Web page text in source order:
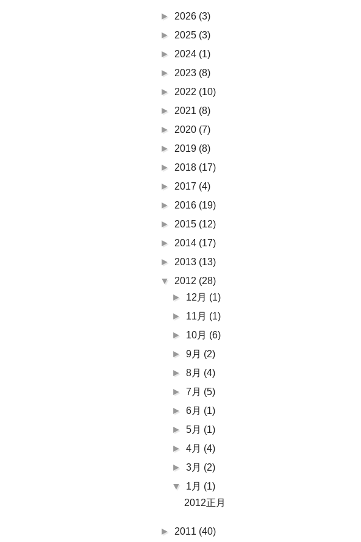
► 2026 (3)
► 2025 (3)
► 2024 (1)
► 2023 (8)
► 2022 (10)
► 2021 (8)
► 2020 (7)
► 2019 (8)
► 2018 (17)
► 2017 (4)
► 2016 (19)
► 2015 (12)
► 2014 (17)
► 2013 (13)
▼ 2012 (28)
► 12月 (1)
► 11月 (1)
► 10月 (6)
►9月 (2)
►8月 (4)
►7月 (5)
►6月 (1)
►5月 (1)
►4月 (4)
►3月 (2)
▼ 1月 (1)
2012正月
► 2011 (40)